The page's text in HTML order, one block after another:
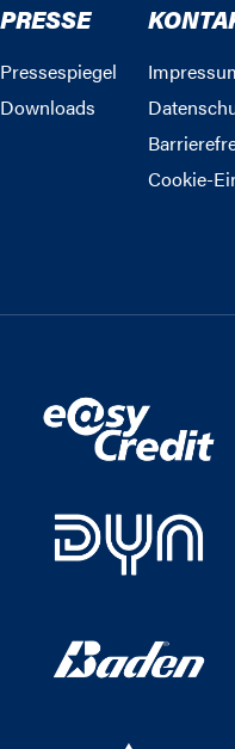
PRESSE
Pressespiegel
Downloads
Cookie-